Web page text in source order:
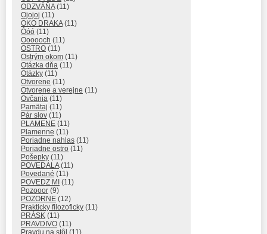
ODZVÁŇA(11)
Ojojoj (11)
OKO DRAKA(11)
Óóó (11)
Oooooch (11)
OSTRO (11)
Ostrým okom (11)
Otázka dňa (11)
Otázky (11)
Otvorene (11)
Otvorene a verejne (11)
Ovčania (11)
Pamätaj (11)
Pár slov (11)
PLAMENE (11)
Plamenne (11)
Poriadne nahlas (11)
Poriadne ostro (11)
Pošepky (11)
POVEDALA(11)
Povedané (11)
POVEDZ MI (11)
Pozooor (9)
POZORNE (12)
Prakticky filozoficky (11)
PRÁSK (11)
PRAVDIVO (11)